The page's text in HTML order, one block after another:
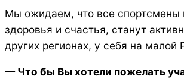
Мы ожидаем, что все спортсмены
здоровья и счастья, станут
других регионах, у себя на малой
— Что бы Вы хотели пожелать